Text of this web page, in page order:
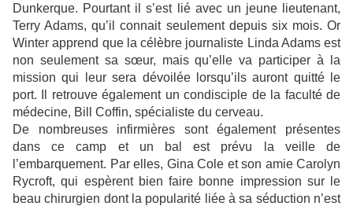
Dunkerque. Pourtant il s’est lié avec un jeune lieutenant,
Terry Adams, qu’il connait seulement depuis six mois. Or
Winter apprend que la célèbre journaliste Linda Adams est
non seulement sa sœur, mais qu’elle va participer à la
mission qui leur sera dévoilée lorsqu’ils auront quitté le
port. Il retrouve également un condisciple de la faculté de
médecine, Bill Coffin, spécialiste du cerveau.
De nombreuses infirmières sont également présentes
dans ce camp et un bal est prévu la veille de
l’embarquement. Par elles, Gina Cole et son amie Carolyn
Rycroft, qui espèrent bien faire bonne impression sur le
beau chirurgien dont la popularité liée à sa séduction n’est